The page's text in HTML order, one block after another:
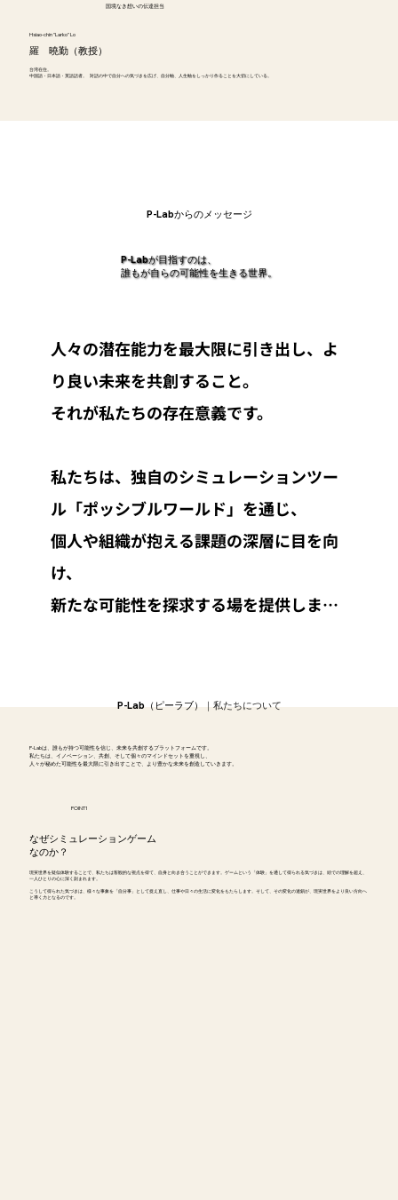
国境なき想いの伝達担当
Hsiao-chin "Larko" Lo
羅 曉勤（教授）
台湾在住。
中国語・日本語・英語話者。 対話の中で自分への気づきを広げ、自分軸、人生軸をしっかり作ることを大切にしている。
P-Labからのメッセージ
P-Labが目指すのは、
誰もが自らの可能性を生きる世界。
人々の潜在能力を最大限に引き出し、よ
り良い未来を共創すること。
それが私たちの存在意義です。
私たちは、独自のシミュレーションツー
ル「ポッシブルワールド」を通じ、
個人や組織が抱える課題の深層に目を向
け、
新たな可能性を探求する場を提供しま
仮想世界で多様な役割を体験し、
自由に思考を試す。
このプロセスは、チームメンバーの結び
つきの深化、創造的な課題への取り組み
方、潜在能力の発見など、多様な効果を
P-Lab（ピーラブ）｜私たちについて
P-Labは、誰もが持つ可能性を信じ、未来を共創するプラットフォームです。
私たちは、イノベーション、共創、そして個々のマインドセットを重視し、
人々が秘めた可能性を最大限に引き出すことで、より豊かな未来を創造していきます。
POINT1
なぜシミュレーションゲーム
なのか？
現実世界を疑似体験することで、私たちは客観的な視点を得て、自身と向き合うことができます。ゲームという「体験」を通して得られる気づきは、頭での理解を超え、
一人ひとりの心に深く刻まれます。
こうして得られた気づきは、様々な事象を「自分事」として捉え直し、仕事や日々の生活に変化をもたらします。そして、その変化の連鎖が、現実世界をより良い方向へ
と導く力となるのです。